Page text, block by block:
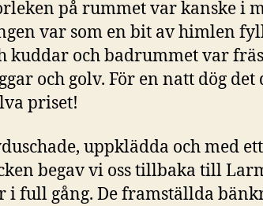
på rummet var kanske i
var som en bit av himlen
kuddar och badrummet var
och golv. För en natt dög
priset!
uppklädda och med
begav vi oss tillbaka till
i full gång. De framställda